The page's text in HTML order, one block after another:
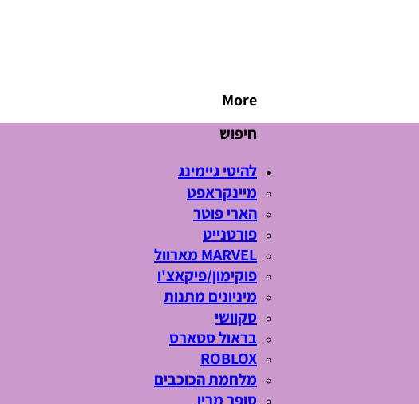
More
חיפוש
להיטי גיימינג
מיינקראפט
הארי פוטר
פורטנייט
MARVEL מארוול
פוקימון/פיקאצ'ו
מיניונים מתנות
סקוושי
בראול סטארס
ROBLOX
מלחמת הכוכבים